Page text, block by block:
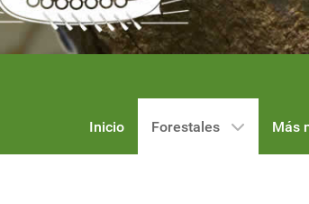
Inicio Forestales Más